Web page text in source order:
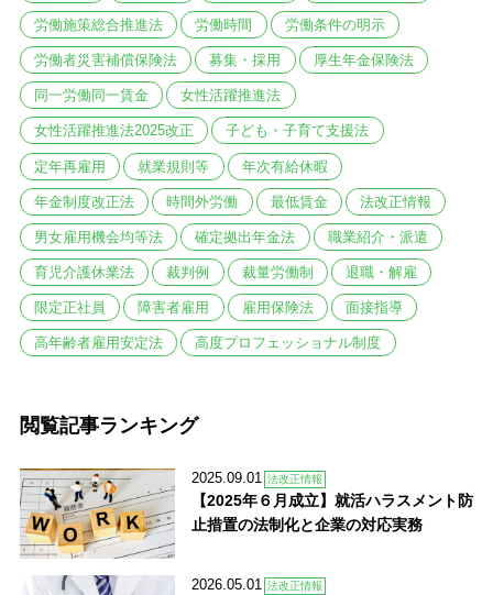
労働施策総合推進法 労働時間 労働条件の明示
労働者災害補償保険法 募集・採用 厚生年金保険法
同一労働同一賃金 女性活躍推進法
女性活躍推進法2025改正 子ども・子育て支援法
定年再雇用 就業規則等 年次有給休暇
年金制度改正法 時間外労働 最低賃金 法改正情報
男女雇用機会均等法 確定拠出年金法 職業紹介・派遣
育児介護休業法 裁判例 裁量労働制 退職・解雇
限定正社員 障害者雇用 雇用保険法 面接指導
高年齢者雇用安定法 高度プロフェッショナル制度
閲覧記事ランキング
2025.09.01 法改正情報
【2025年６月成立】就活ハラスメント防
止措置の法制化と企業の対応実務
2026.05.01 法改正情報